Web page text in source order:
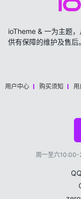
ioTheme & 一为主题
供有保障的维护及售
用户中心 购买须知 用
周一至六10:00-